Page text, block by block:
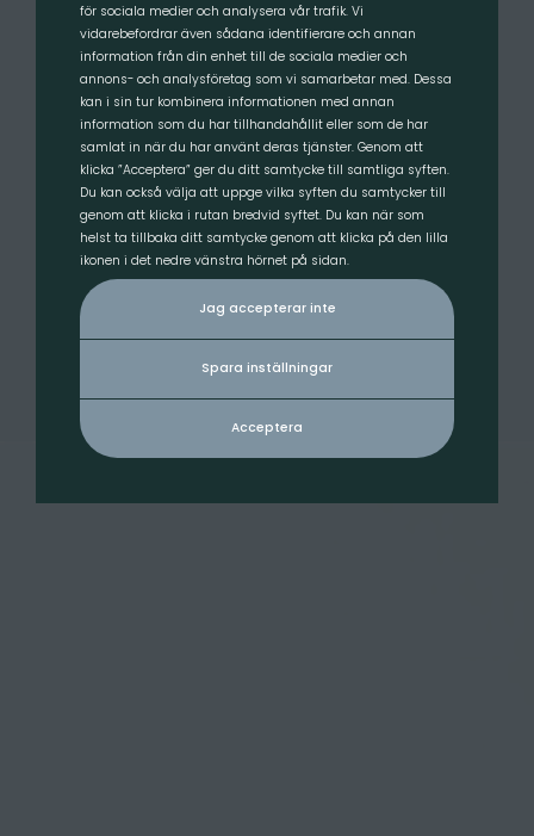
Om oss
LS Equipment Trading AB (LST) är ett företag som sedan 2007 utvecklar
och säljer redskap för anläggnings- och jordbruksmaskiner
Har du frågor?
Tveka inte att kontakta oss – vi hjälper dig gärna!
för sociala medier och analysera vår trafik. Vi
vidarebefordrar även sådana identifierare och annan
information från din enhet till de sociala medier och
annons- och analysföretag som vi samarbetar med. Dessa
kan i sin tur kombinera informationen med annan
information som du har tillhandahållit eller som de har
samlat in när du har använt deras tjänster. Genom att
klicka ”Acceptera” ger du ditt samtycke till samtliga syften.
Du kan också välja att uppge vilka syften du samtycker till
genom att klicka i rutan bredvid syftet. Du kan när som
helst ta tillbaka ditt samtycke genom att klicka på den lilla
ikonen i det nedre vänstra hörnet på sidan.
Jag accepterar inte
Spara inställningar
Acceptera